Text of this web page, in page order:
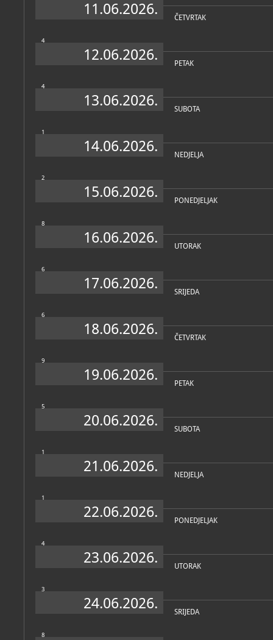
11.06.2026. ČETVRTAK
4
12.06.2026. PETAK
4
13.06.2026. SUBOTA
1
14.06.2026. NEDJELJA
2
15.06.2026. PONEDJELJAK
8
16.06.2026. UTORAK
6
17.06.2026. SRIJEDA
6
18.06.2026. ČETVRTAK
9
19.06.2026. PETAK
5
20.06.2026. SUBOTA
1
21.06.2026. NEDJELJA
1
22.06.2026. PONEDJELJAK
4
23.06.2026. UTORAK
3
24.06.2026. SRIJEDA
8